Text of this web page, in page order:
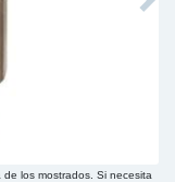
Next
los mostrados. Si necesita